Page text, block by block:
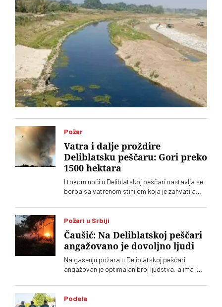
Požar
Vatra i dalje proždire
Deliblatsku peščaru: Gori preko
1500 hektara
I tokom noći u Deliblatskoj peščari nastavlja se
borba sa vatrenom stihijom koja je zahvatila
Požari u Srbiji
Čaušić: Na Deliblatskoj peščari
angažovano je dovoljno ljudi
Na gašenju požara u Deliblatskoj peščari
angažovan je optimalan broj ljudstva, a ima i
pomoćnik ministra Ministarstva unutrašnjih
poslova. Požarom je zahvaćeno oko hiljadu i po
Podela